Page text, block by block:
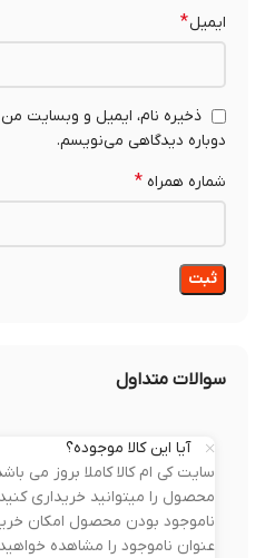
ایمیل*
ذخیره نام، ایمیل و وبسایت من در
دوباره دیدگاهی می‌نویسم.
شماره همراه*
سوالات متداول
آیا این کالا موجوده؟
سایت کی ام کالا کاملا بروز می باشد
محصول را میتوانید خریداری کنید
ناموجود بودن محصول امکان
عنوان ناموجود را مشاهده خواهید کرد.